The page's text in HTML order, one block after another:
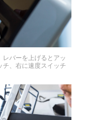
レバーを上げるとアッ
チ、右に速度スイッチ